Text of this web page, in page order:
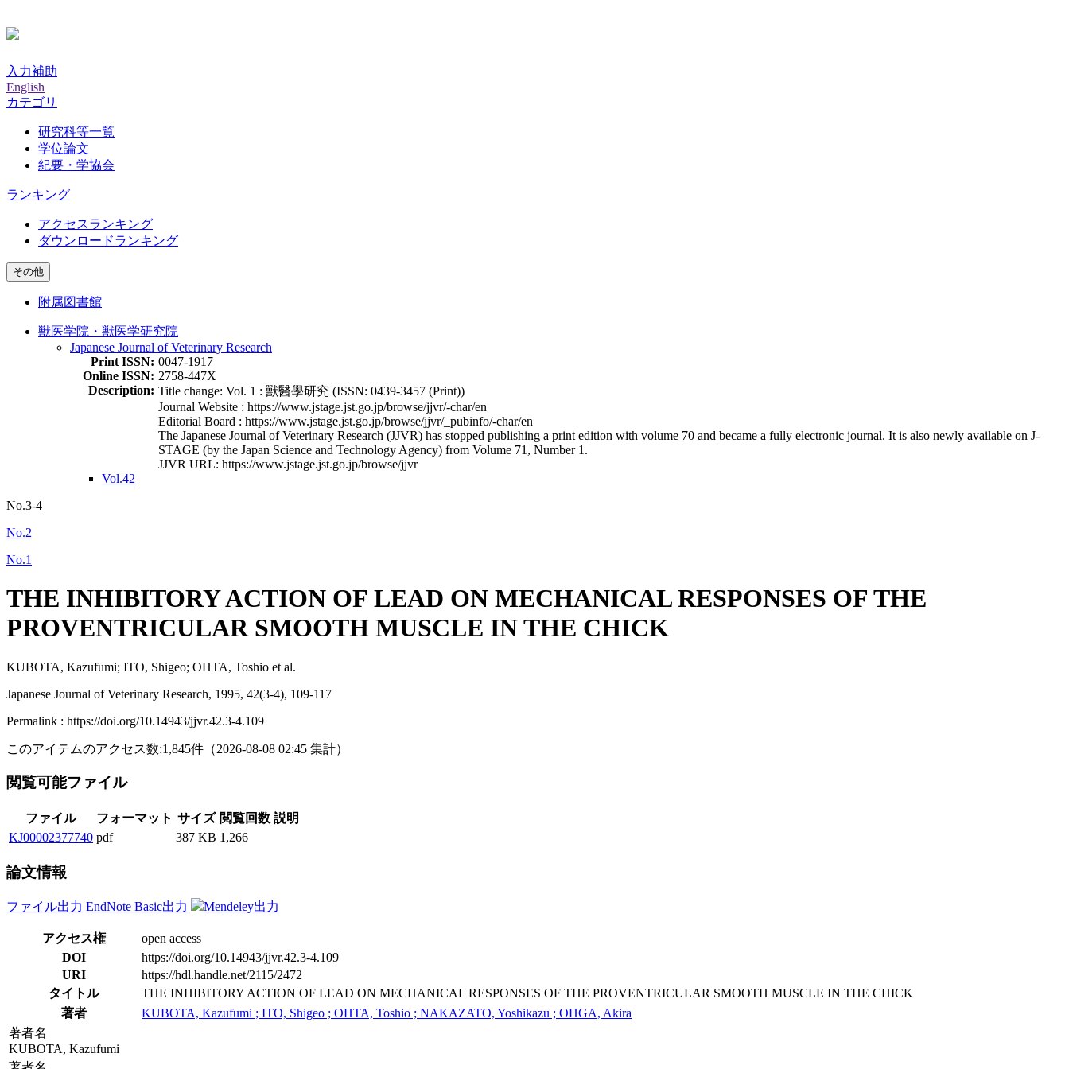
入力補助
English
カテゴリ
研究科等一覧
学位論文
紀要・学協会
ランキング
アクセスランキング
ダウンロードランキング
その他
附属図書館
獣医学院・獣医学研究院
Japanese Journal of Veterinary Research
Print ISSN: 0047-1917
Online ISSN: 2758-447X
Description: Title change: Vol. 1 : 獸醫學研究 (ISSN: 0439-3457 (Print))
Journal Website : https://www.jstage.jst.go.jp/browse/jjvr/-char/en
Editorial Board : https://www.jstage.jst.go.jp/browse/jjvr/_pubinfo/-char/en
The Japanese Journal of Veterinary Research (JJVR) has stopped publishing a print edition with volume 70 and became a fully electronic journal. It is also newly available on J-
STAGE (by the Japan Science and Technology Agency) from Volume 71, Number 1.
JJVR URL: https://www.jstage.jst.go.jp/browse/jjvr
Vol.42
No.3-4
No.2
No.1
THE INHIBITORY ACTION OF LEAD ON MECHANICAL RESPONSES OF THE
PROVENTRICULAR SMOOTH MUSCLE IN THE CHICK
KUBOTA, Kazufumi; ITO, Shigeo; OHTA, Toshio et al.
Japanese Journal of Veterinary Research, 1995, 42(3-4), 109-117
Permalink : https://doi.org/10.14943/jjvr.42.3-4.109
このアイテムのアクセス数:1,845件 （2026-08-08 02:45 集計）
閲覧可能ファイル
ファイル フォーマット サイズ 閲覧回数 説明
KJ00002377740 pdf 387 KB 1,266
論文情報
ファイル出力 EndNote Basic出力 Mendeley出力
アクセス権
open access
DOI
https://doi.org/10.14943/jjvr.42.3-4.109
URI
https://hdl.handle.net/2115/2472
タイトル
THE INHIBITORY ACTION OF LEAD ON MECHANICAL RESPONSES OF THE PROVENTRICULAR SMOOTH MUSCLE IN THE CHICK
著者
KUBOTA, Kazufumi ; ITO, Shigeo ; OHTA, Toshio ; NAKAZATO, Yoshikazu ; OHGA, Akira
著者名
KUBOTA, Kazufumi